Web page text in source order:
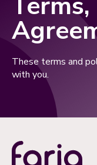
These terms and
with you.